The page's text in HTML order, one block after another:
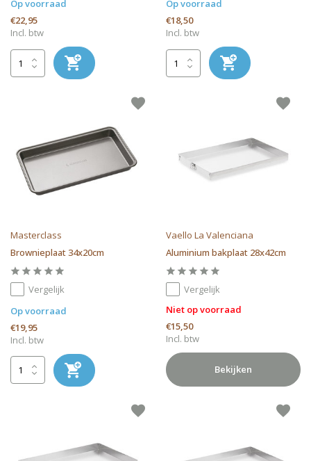
Op voorraad
€22,95
Incl. btw
Op voorraad
€18,50
Incl. btw
Masterclass
Brownieplaat 34x20cm
Vergelijk
Op voorraad
€19,95
Incl. btw
Vaello La Valenciana
Aluminium bakplaat 28x42cm
Vergelijk
Niet op voorraad
€15,50
Incl. btw
Bekijken